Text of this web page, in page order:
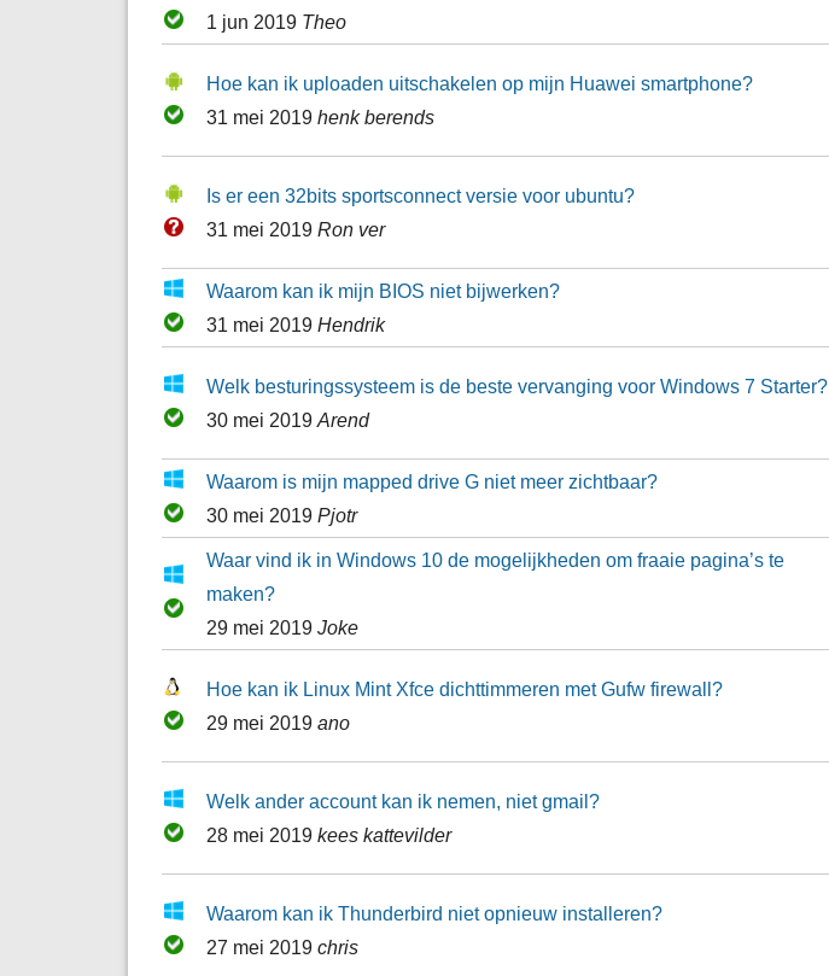
1 jun 2019 Theo
Hoe kan ik uploaden uitschakelen op mijn Huawei smartphone?
31 mei 2019 henk berends
Is er een 32bits sportsconnect versie voor ubuntu?
31 mei 2019 Ron ver
Waarom kan ik mijn BIOS niet bijwerken?
31 mei 2019 Hendrik
Welk besturingssysteem is de beste vervanging voor Windows 7 Starter?
30 mei 2019 Arend
Waarom is mijn mapped drive G niet meer zichtbaar?
30 mei 2019 Pjotr
Waar vind ik in Windows 10 de mogelijkheden om fraaie pagina’s te
maken?
29 mei 2019 Joke
Hoe kan ik Linux Mint Xfce dichttimmeren met Gufw firewall?
29 mei 2019 ano
Welk ander account kan ik nemen, niet gmail?
28 mei 2019 kees kattevilder
Waarom kan ik Thunderbird niet opnieuw installeren?
27 mei 2019 chris